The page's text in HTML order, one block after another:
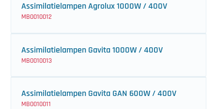
Assimilatielampen Agrolux 1000W / 400V
MB0010012
Assimilatielampen Gavita 1000W / 400V
MB0010013
Assimilatielampen Gavita GAN 600W / 400V
MB0010011